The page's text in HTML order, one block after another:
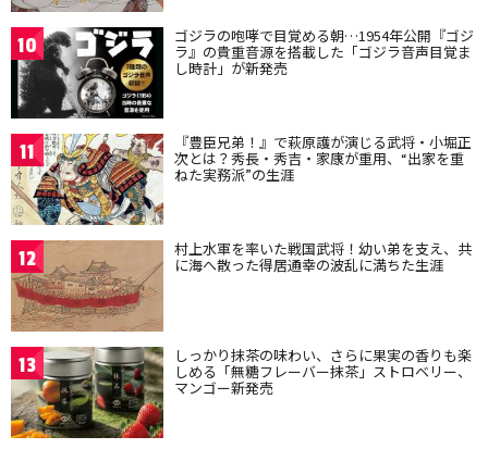
10 ゴジラの咆哮で目覚める朝…1954年公開『ゴジ
ラ』の貴重音源を搭載した「ゴジラ音声目覚ま
し時計」が新発売
11 『豊臣兄弟！』で萩原護が演じる武将・小堀正
次とは？秀長・秀吉・家康が重用、“出家を重
ねた実務派”の生涯
12 村上水軍を率いた戦国武将！幼い弟を支え、共
に海へ散った得居通幸の波乱に満ちた生涯
13 しっかり抹茶の味わい、さらに果実の香りも楽
しめる「無糖フレーバー抹茶」ストロベリー、
マンゴー新発売